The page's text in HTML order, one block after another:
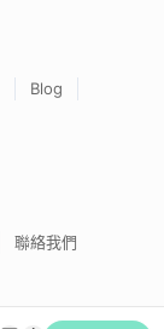
Blog
聯絡我們